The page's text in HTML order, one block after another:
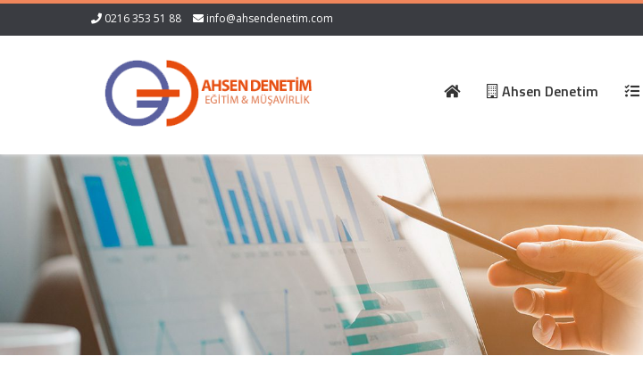
0216 353 51 88 info@ahsendenetim.com
Ahsen Denetim